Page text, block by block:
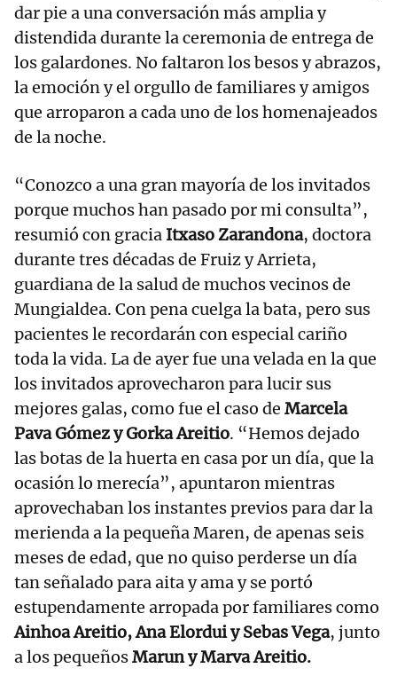
dar pie a una conversación más amplia y
distendida durante la ceremonia de entrega de
los galardones. No faltaron los besos y abrazos,
la emoción y el orgullo de familiares y amigos
que arroparon a cada uno de los homenajeados
de la noche.
“Conozco a una gran mayoría de los invitados
porque muchos han pasado por mi consulta”,
resumió con gracia Itxaso Zarandona, doctora
durante tres décadas de Fruiz y Arrieta,
guardiana de la salud de muchos vecinos de
Mungialdea. Con pena cuelga la bata, pero sus
pacientes le recordarán con especial cariño
toda la vida. La de ayer fue una velada en la que
los invitados aprovecharon para lucir sus
mejores galas, como fue el caso de Marcela
Pava Gómez y Gorka Areitio. “Hemos dejado
las botas de la huerta en casa por un día, que la
ocasión lo merecía”, apuntaron mientras
aprovechaban los instantes previos para dar la
merienda a la pequeña Maren, de apenas seis
meses de edad, que no quiso perderse un día
tan señalado para aita y ama y se portó
estupendamente arropada por familiares como
Ainhoa Areitio, Ana Elordui y Sebas Vega, junto
a los pequeñosMarun y Marva Areitio.